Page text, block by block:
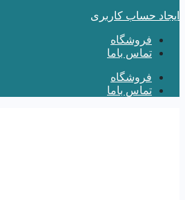
ایجاد حساب کاربری
فروشگاه
تماس باما
فروشگاه
تماس باما